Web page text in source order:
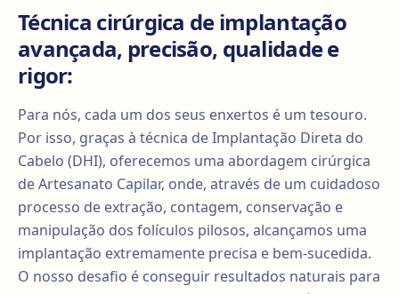
Técnica cirúrgica de implantação
avançada, precisão, qualidade e
rigor:
Para nós, cada um dos seus enxertos é um tesouro.
Por isso, graças à técnica de Implantação Direta do
Cabelo (DHI), oferecemos uma abordagem cirúrgica
de Artesanato Capilar, onde, através de um cuidadoso
processo de extração, contagem, conservação e
manipulação dos folículos pilosos, alcançamos uma
implantação extremamente precisa e bem-sucedida.
O nosso desafio é conseguir resultados naturais para